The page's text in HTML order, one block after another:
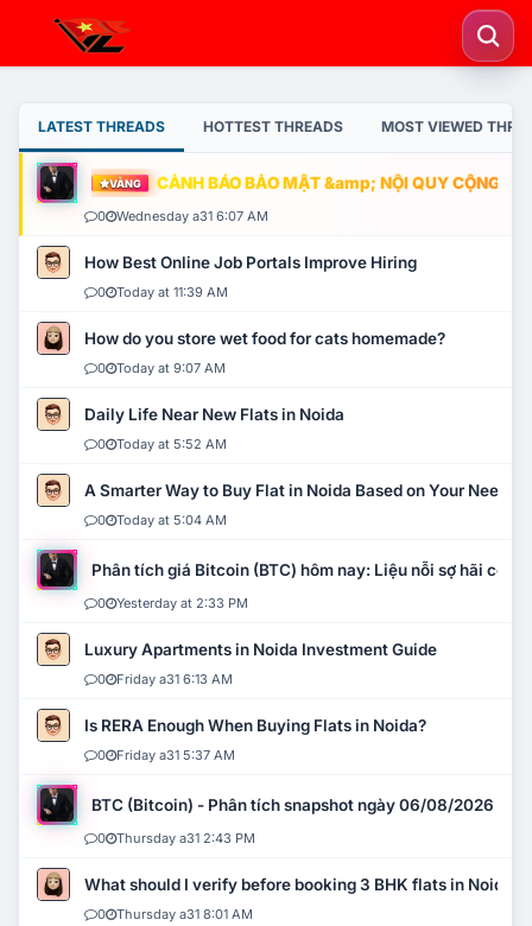
LATEST THREADS HOTTEST THREADS MOST VIEWED
VÀNG CẢNH BÁO BẢO MẬT &amp; NỘI QUY CỘNG
0 Wednesday a31 6:07 AM
How Best Online Job Portals Improve Hiring
0 Today at 11:39 AM
How do you store wet food for cats homemade?
0 Today at 9:07 AM
Daily Life Near New Flats in Noida
0 Today at 5:52 AM
A Smarter Way to Buy Flat in Noida Based on Your Needs
0 Today at 5:04 AM
Phân tích giá Bitcoin (BTC) hôm nay: Liệu nỗi sợ hãi có
0 Yesterday at 2:33 PM
Luxury Apartments in Noida Investment Guide
0 Friday a31 6:13 AM
Is RERA Enough When Buying Flats in Noida?
0 Friday a31 5:37 AM
BTC (Bitcoin) - Phân tích snapshot ngày 06/08/2026
0 Thursday a31 2:43 PM
What should I verify before booking 3 BHK flats in Noida?
0 Thursday a31 8:01 AM